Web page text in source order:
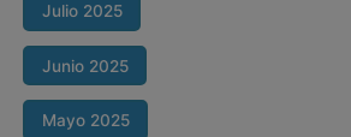
Julio 2025
Junio 2025
Mayo 2025